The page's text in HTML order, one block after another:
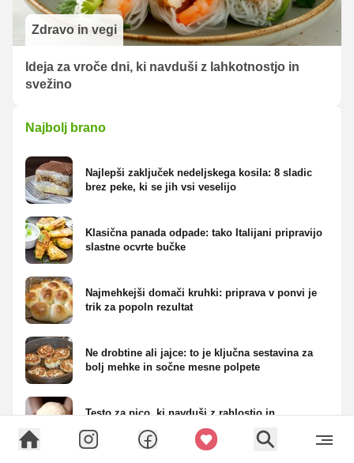
Zdravo in vegi
Ideja za vroče dni, ki navduši z lahkotnostjo in
svežino
Najbolj brano
Najlepši zaključek nedeljskega kosila: 8 sladic
brez peke, ki se jih vsi veselijo
Klasična panada odpade: tako Italijani pripravijo
slastne ocvrte bučke
Najmehkejši domači kruhki: priprava v ponvi je
trik za popoln rezultat
Ne drobtine ali jajce: to je ključna sestavina za
bolj mehke in sočne mesne polpete
Testo za pico, ki navduši z rahlostjo in